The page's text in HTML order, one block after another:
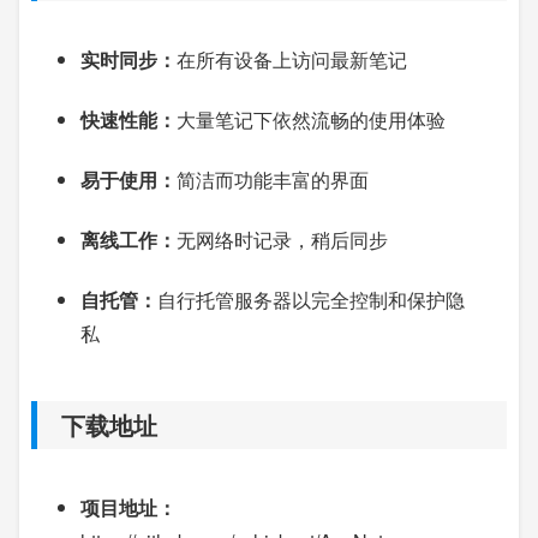
实时同步： 在所有设备上访问最新笔记
快速性能： 大量笔记下依然流畅的使用体验
易于使用： 简洁而功能丰富的界面
离线工作： 无网络时记录，稍后同步
自托管： 自行托管服务器以完全控制和保护隐
私
下载地址
项目地址：